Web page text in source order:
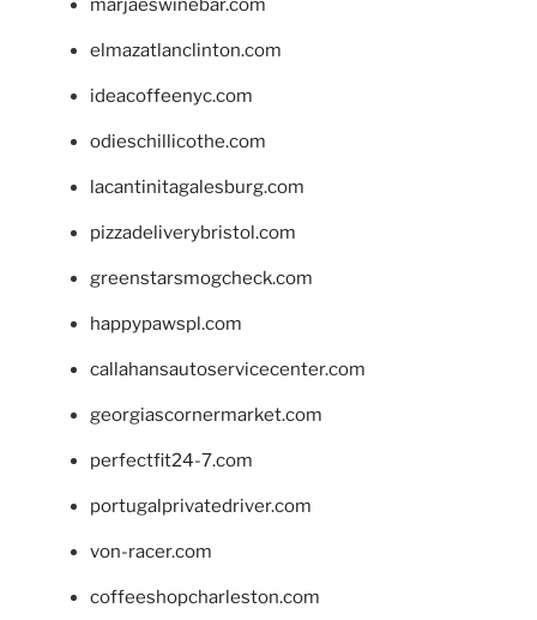
marjaeswinebar.com
elmazatlanclinton.com
ideacoffeenyc.com
odieschillicothe.com
lacantinitagalesburg.com
pizzadeliverybristol.com
greenstarsmogcheck.com
happypawspl.com
callahansautoservicecenter.com
georgiascornermarket.com
perfectfit24-7.com
portugalprivatedriver.com
von-racer.com
coffeeshopcharleston.com